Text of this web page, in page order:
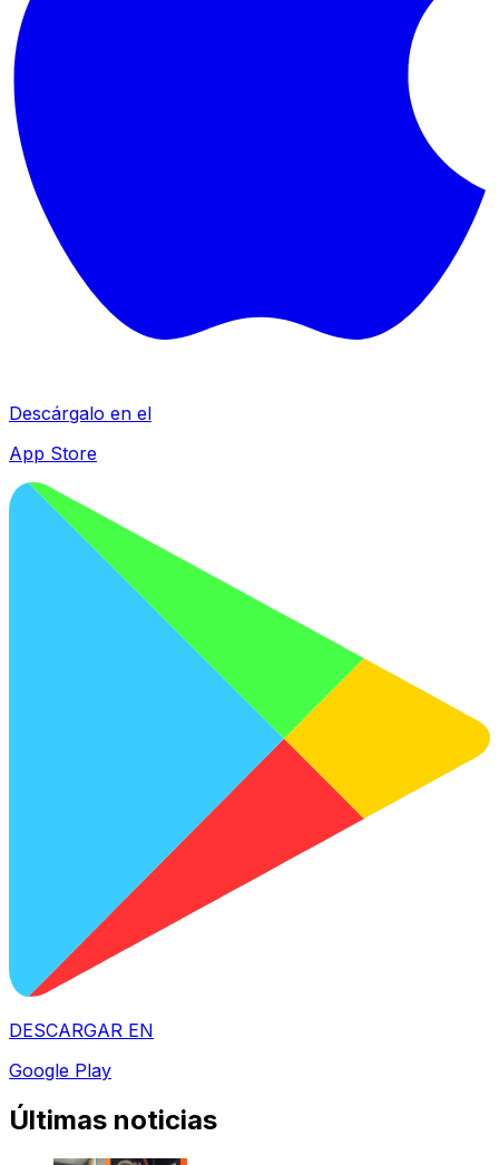
Descárgalo en el
App Store
DESCARGAR EN
Google Play
Últimas noticias